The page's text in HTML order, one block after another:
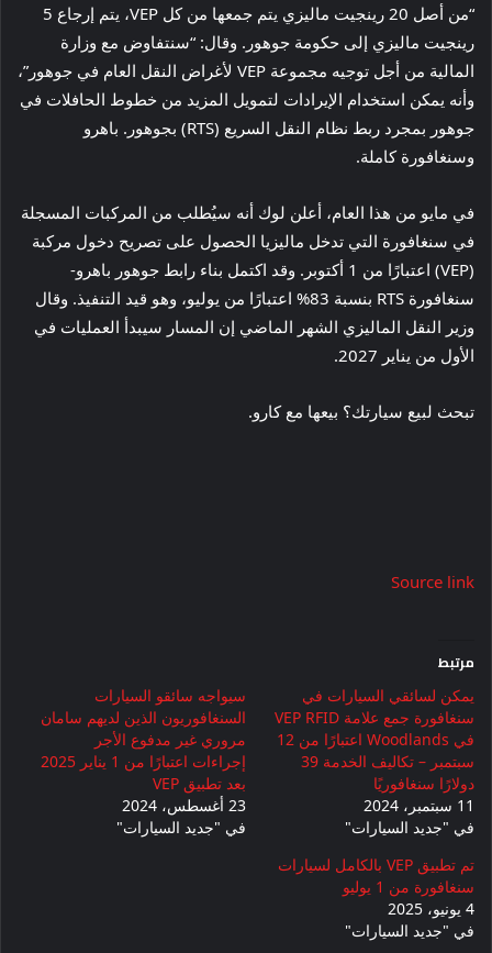
“من أصل 20 رينجيت ماليزي يتم جمعها من كل VEP، يتم إرجاع 5
رينجيت ماليزي إلى حكومة جوهور. وقال: “سنتفاوض مع وزارة
المالية من أجل توجيه مجموعة VEP لأغراض النقل العام في جوهور”،
وأنه يمكن استخدام الإيرادات لتمويل المزيد من خطوط الحافلات في
جوهور بمجرد ربط نظام النقل السريع (RTS) بجوهور. باهرو
وسنغافورة كاملة.
في مايو من هذا العام، أعلن لوك أنه سيُطلب من المركبات المسجلة
في سنغافورة التي تدخل ماليزيا الحصول على تصريح دخول مركبة
(VEP) اعتبارًا من 1 أكتوبر. وقد اكتمل بناء رابط جوهور باهرو-
سنغافورة RTS بنسبة 83% اعتبارًا من يوليو، وهو قيد التنفيذ. وقال
وزير النقل الماليزي الشهر الماضي إن المسار سيبدأ العمليات في
الأول من يناير 2027.
تبحث لبيع سيارتك؟ بيعها مع كارو.
Source link
مرتبط
يمكن لسائقي السيارات في
سنغافورة جمع علامة VEP RFID
في Woodlands اعتبارًا من 12
سبتمبر – تكاليف الخدمة 39
دولارًا سنغافوريًا
11 سبتمبر، 2024
في "جديد السيارات"
سيواجه سائقو السيارات
السنغافوريون الذين لديهم سامان
مروري غير مدفوع الأجر
إجراءات اعتبارًا من 1 يناير 2025
بعد تطبيق VEP
23 أغسطس، 2024
في "جديد السيارات"
تم تطبيق VEP بالكامل لسيارات
سنغافورة من 1 يوليو
4 يونيو، 2025
في "جديد السيارات"